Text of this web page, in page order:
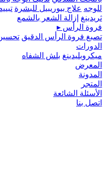
للوجه علاج بيوريبيل للبشرة
ثريدينغ إزالة الشعر بالشمع
فروة الرأس ▸
تصبغ فروة الرأس الدقيق
الدورات
ميكروبلیدينغ بلش الشفاه
المعرض
المدونة
المتجر
الأسئلة الشائعة
اتصل بنا